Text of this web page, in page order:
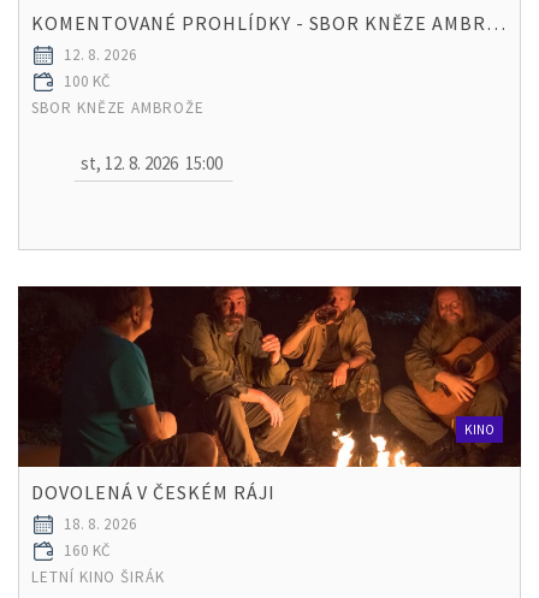
KOMENTOVANÉ PROHLÍDKY - SBOR KNĚZE AMBROŽE
12. 8. 2026
100 KČ
SBOR KNĚZE AMBROŽE
st, 12. 8. 2026 15:00
KINO
DOVOLENÁ V ČESKÉM RÁJI
18. 8. 2026
160 KČ
LETNÍ KINO ŠIRÁK